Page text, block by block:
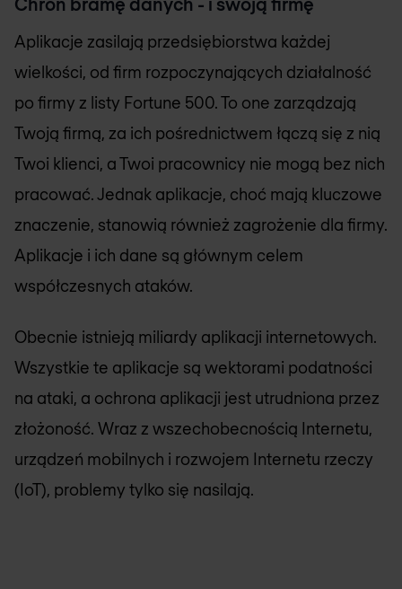
Aplikacje zasilają przedsiębiorstwa każdej
wielkości, od firm rozpoczynających działalność
po firmy z listy Fortune 500. To one zarządzają
Twoją firmą, za ich pośrednictwem łączą się z nią
Twoi klienci, a Twoi pracownicy nie mogą bez nich
pracować. Jednak aplikacje, choć mają kluczowe
znaczenie, stanowią również zagrożenie dla firmy.
Aplikacje i ich dane są głównym celem
współczesnych ataków.
Obecnie istnieją miliardy aplikacji internetowych.
Wszystkie te aplikacje są wektorami podatności
na ataki, a ochrona aplikacji jest utrudniona przez
złożoność. Wraz z wszechobecnością Internetu,
urządzeń mobilnych i rozwojem Internetu rzeczy
(IoT), problemy tylko się nasilają.